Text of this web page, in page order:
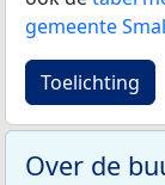
gemeente
Toelichting
Over de